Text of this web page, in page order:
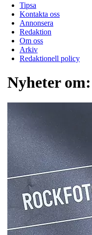
Tipsa
Kontakta oss
Annonsera
Redaktion
Om oss
Arkiv
Redaktionell policy
Nyheter om: